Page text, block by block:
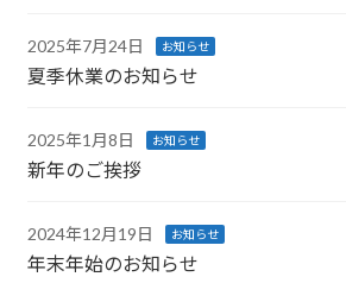
2025年7月24日 お知らせ
夏季休業のお知らせ
2025年1月8日 お知らせ
新年のご挨拶
2024年12月19日 お知らせ
年末年始のお知らせ